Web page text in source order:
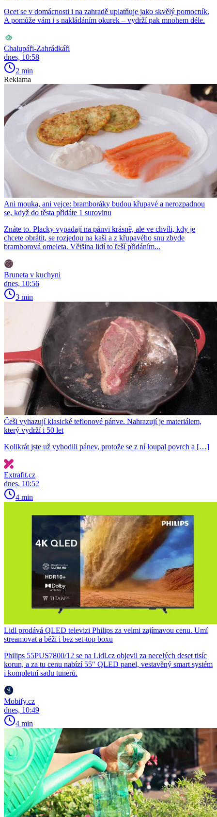
Ocet se v domácnosti i na zahradě uplatňuje jako skvělý pomocník.
A pomůže vám i s nakládáním okurek – vydrží pak mnohem déle.
Chalupáři-Zahrádkáři
dnes, 10:58
2 min
Reklama
Ani mouka, ani vejce: bramboráky budou křupavé a nerozpadnou
se, když do těsta přidáte 1 surovinu
Znáte to. Placky vypadají na pánvi krásně, ale ve chvíli, kdy je
chcete obrátit, se rozjedou na kaši a z křupavého snu zbyde
bramborová omeleta. Většina lidí to řeší přidáním...
Bruneta v kuchyni
dnes, 10:56
3 min
Češi vyhazují klasické teflonové pánve. Nahrazují je materiálem,
který vydrží i 50 let
Kolikrát jste už vyhodili pánev, protože se z ní loupal povrch a […]
Extrafit.cz
dnes, 10:52
4 min
Lidl prodává QLED televizi Philips za velmi zajímavou cenu. Umí
streamovat a běží i bez set-top boxu
Philips 55PUS7800/12 se na Lidl.cz objevil za necelých deset tisíc
korun, a za tu cenu nabízí 55″ QLED panel, vestavěný smart systém
i kompletní sadu tunerů.
Mobify.cz
dnes, 10:49
4 min